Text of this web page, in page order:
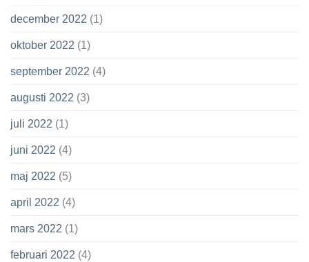
december 2022 (1)
oktober 2022 (1)
september 2022 (4)
augusti 2022 (3)
juli 2022 (1)
juni 2022 (4)
maj 2022 (5)
april 2022 (4)
mars 2022 (1)
februari 2022 (4)